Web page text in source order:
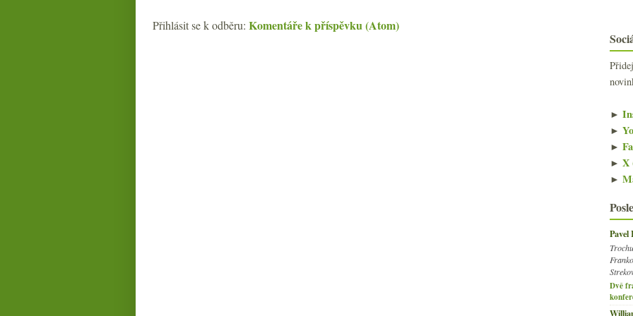
Přihlásit se k odběru: Komentáře k příspěvku (Atom)
►
►
►
► X
►
Pavel
Dvě